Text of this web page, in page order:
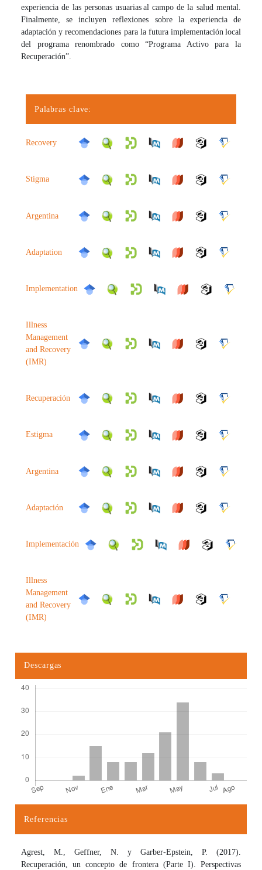
experiencia de las personas usuarias al campo de la salud mental.
Finalmente, se incluyen reflexiones sobre la experiencia de
adaptación y recomendaciones para la futura implementación local
del programa renombrado como “Programa Activo para la
Recuperación”.
Palabras clave:
Recovery
Stigma
Argentina
Adaptation
Implementation
Illness
Management
and Recovery
(IMR)
Recuperación
Estigma
Argentina
Adaptación
Implementación
Illness
Management
and Recovery
(IMR)
Descargas
Referencias
Agrest, M., Geffner, N. y Garber-Epstein, P. (2017).
Recuperación, un concepto de frontera (Parte I). Perspectivas